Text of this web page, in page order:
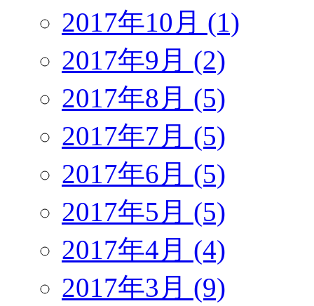
2017年10月 (1)
2017年9月 (2)
2017年8月 (5)
2017年7月 (5)
2017年6月 (5)
2017年5月 (5)
2017年4月 (4)
2017年3月 (9)